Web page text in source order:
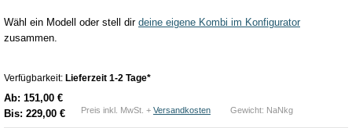
Wähl ein Modell oder stell dir deine eigene Kombi im Konfigurator
zusammen.
Verfügbarkeit: Lieferzeit 1-2 Tage*
Ab: 151,00 €
Bis: 229,00 € Preis inkl. MwSt. + Versandkosten Gewicht: NaNkg